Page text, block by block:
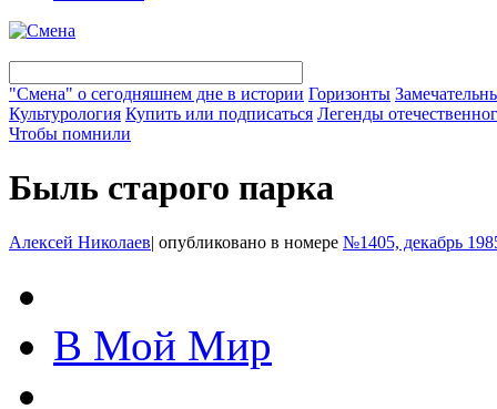
"Смена" о сегодняшнем дне в истории Горизонты
Культурология Купить или подписаться Легенды
Чтобы помнили
Быль старого парка
Алексей Николаев| опубликовано в номере №1405, декабрь
В Мой Мир